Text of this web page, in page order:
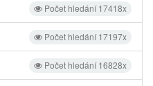
Počet hledání 17418x
Počet hledání 17197x
Počet hledání 16828x